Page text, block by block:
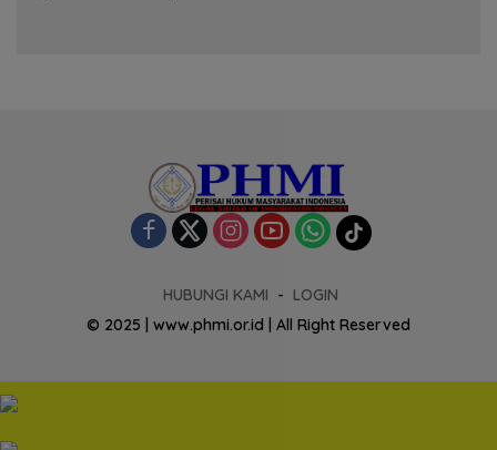
HUBUNGI KAMI
LOGIN
© 2025 | www.phmi.or.id | All Right Reserved